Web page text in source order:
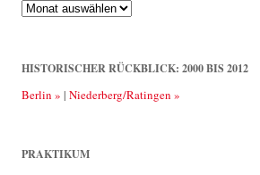
Rückblick:
2013
bis
HISTORISCHER RÜCKBLICK: 2000 BIS 2012
Berlin » | Niederberg/Ratingen »
PRAKTIKUM